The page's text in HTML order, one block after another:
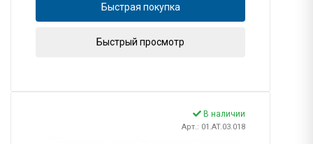
Быстрая покупка
Быстрый просмотр
В наличии
Арт.: 01.AT.03.018